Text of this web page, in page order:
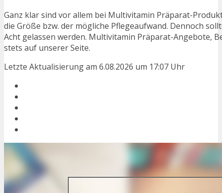
Ganz klar sind vor allem bei Multivitamin Präparat-
die Größe bzw. der mögliche Pflegeaufwand. Dennoch
Acht gelassen werden. Multivitamin Präparat-Angebote,
stets auf unserer Seite.
Letzte Aktualisierung am 6.08.2026 um 17:07 Uhr